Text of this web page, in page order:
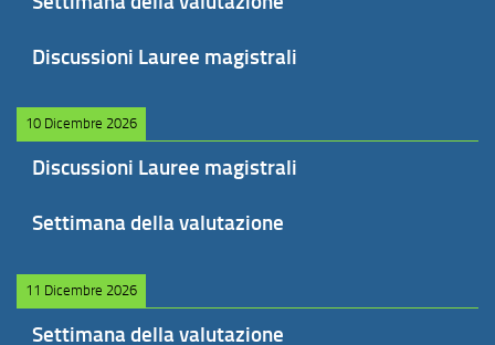
Discussioni Lauree magistrali
10 Dicembre 2026
Discussioni Lauree magistrali
Settimana della valutazione
11 Dicembre 2026
Settimana della valutazione